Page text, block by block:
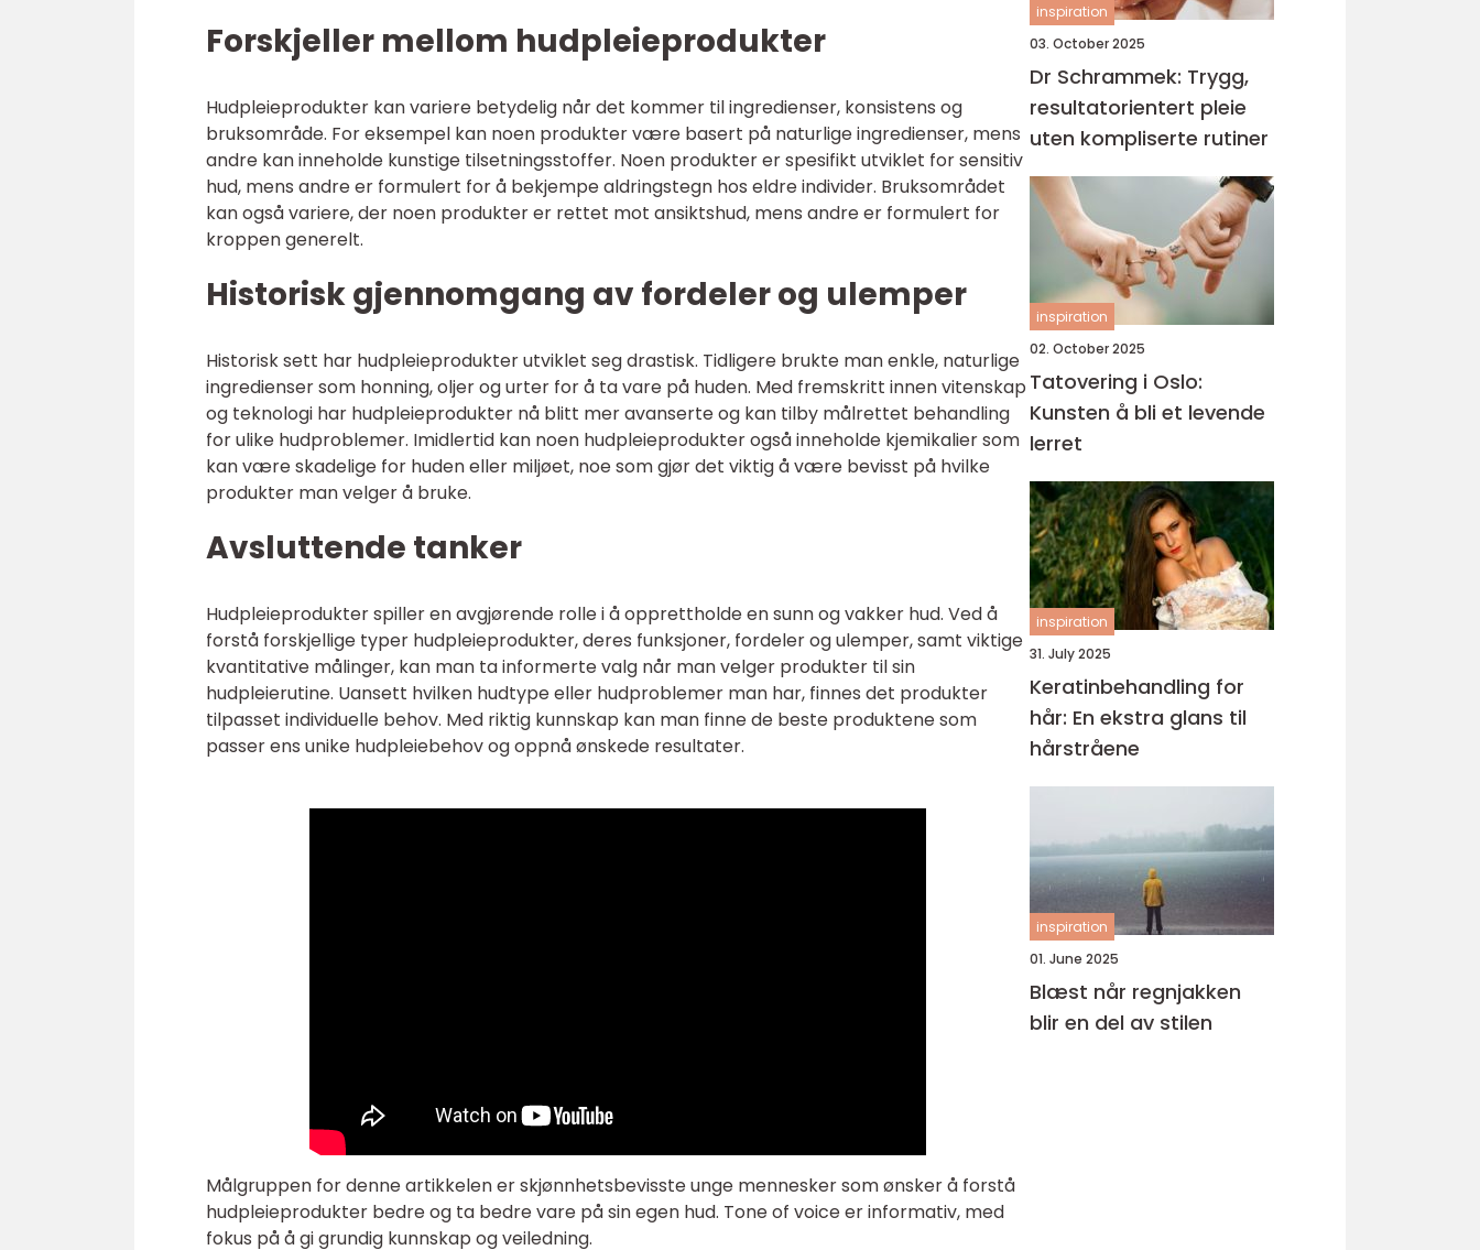
Forskjeller mellom hudpleieprodukter
Hudpleieprodukter kan variere betydelig når det kommer til ingredienser, konsistens og
bruksområde. For eksempel kan noen produkter være basert på naturlige ingredienser, mens
andre kan inneholde kunstige tilsetningsstoffer. Noen produkter er spesifikt utviklet for sensitiv
hud, mens andre er formulert for å bekjempe aldringstegn hos eldre individer. Bruksområdet
kan også variere, der noen produkter er rettet mot ansiktshud, mens andre er formulert for
kroppen generelt.
Historisk gjennomgang av fordeler og ulemper
Historisk sett har hudpleieprodukter utviklet seg drastisk. Tidligere brukte man enkle, naturlige
ingredienser som honning, oljer og urter for å ta vare på huden. Med fremskritt innen vitenskap
og teknologi har hudpleieprodukter nå blitt mer avanserte og kan tilby målrettet behandling
for ulike hudproblemer. Imidlertid kan noen hudpleieprodukter også inneholde kjemikalier som
kan være skadelige for huden eller miljøet, noe som gjør det viktig å være bevisst på hvilke
produkter man velger å bruke.
Avsluttende tanker
Hudpleieprodukter spiller en avgjørende rolle i å opprettholde en sunn og vakker hud. Ved å
forstå forskjellige typer hudpleieprodukter, deres funksjoner, fordeler og ulemper, samt viktige
kvantitative målinger, kan man ta informerte valg når man velger produkter til sin
hudpleierutine. Uansett hvilken hudtype eller hudproblemer man har, finnes det produkter
tilpasset individuelle behov. Med riktig kunnskap kan man finne de beste produktene som
passer ens unike hudpleiebehov og oppnå ønskede resultater.
Målgruppen for denne artikkelen er skjønnhetsbevisste unge mennesker som ønsker å forstå
hudpleieprodukter bedre og ta bedre vare på sin egen hud. Tone of voice er informativ, med
fokus på å gi grundig kunnskap og veiledning.
inspiration
03. October 2025
Dr Schrammek: Trygg,
resultatorientert pleie
uten kompliserte rutiner
inspiration
02. October 2025
Tatovering i Oslo:
Kunsten å bli et levende
lerret
inspiration
31. July 2025
Keratinbehandling for
hår: En ekstra glans til
hårstråene
inspiration
01. June 2025
Blæst når regnjakken
blir en del av stilen